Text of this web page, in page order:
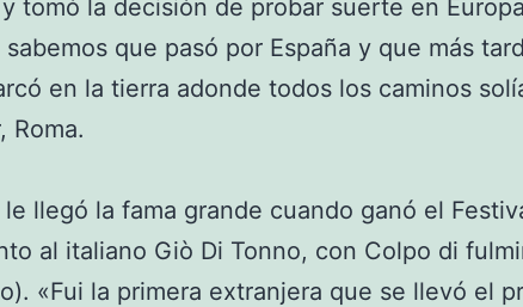
tomó la decisión de probar suerte en
sabemos que pasó por España y que más
en la tierra adonde todos los caminos
Roma.
llegó la fama grande cuando ganó el
al italiano Giò Di Tonno, con Colpo di
«Fui la primera extranjera que se llevó el